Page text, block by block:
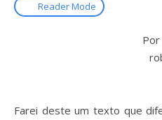
Reader Mode
Farei deste um texto que